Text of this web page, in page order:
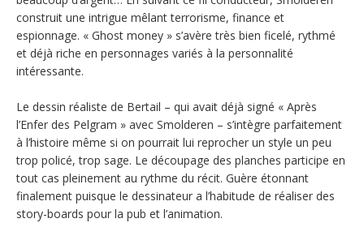
construit une intrigue mêlant terrorisme, finance et
espionnage. « Ghost money » s’avère très bien ficelé, rythmé
et déjà riche en personnages variés à la personnalité
intéressante.
Le dessin réaliste de Bertail – qui avait déjà signé « Après
l’Enfer des Pelgram » avec Smolderen – s’intègre parfaitement
à l’histoire même si on pourrait lui reprocher un style un peu
trop policé, trop sage. Le découpage des planches participe en
tout cas pleinement au rythme du récit. Guère étonnant
finalement puisque le dessinateur a l’habitude de réaliser des
story-boards pour la pub et l’animation.